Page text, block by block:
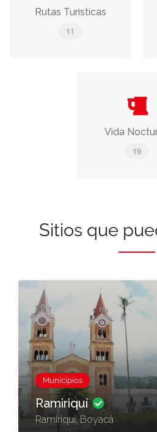
Rutas Turisticas
11
Vida
19
Sitios que
Municipios
Ramiriquí
Ramiriquí, Boyacá